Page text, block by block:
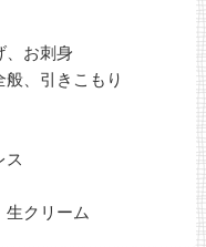
、お刺身
、引きこもり
ス
生クリーム